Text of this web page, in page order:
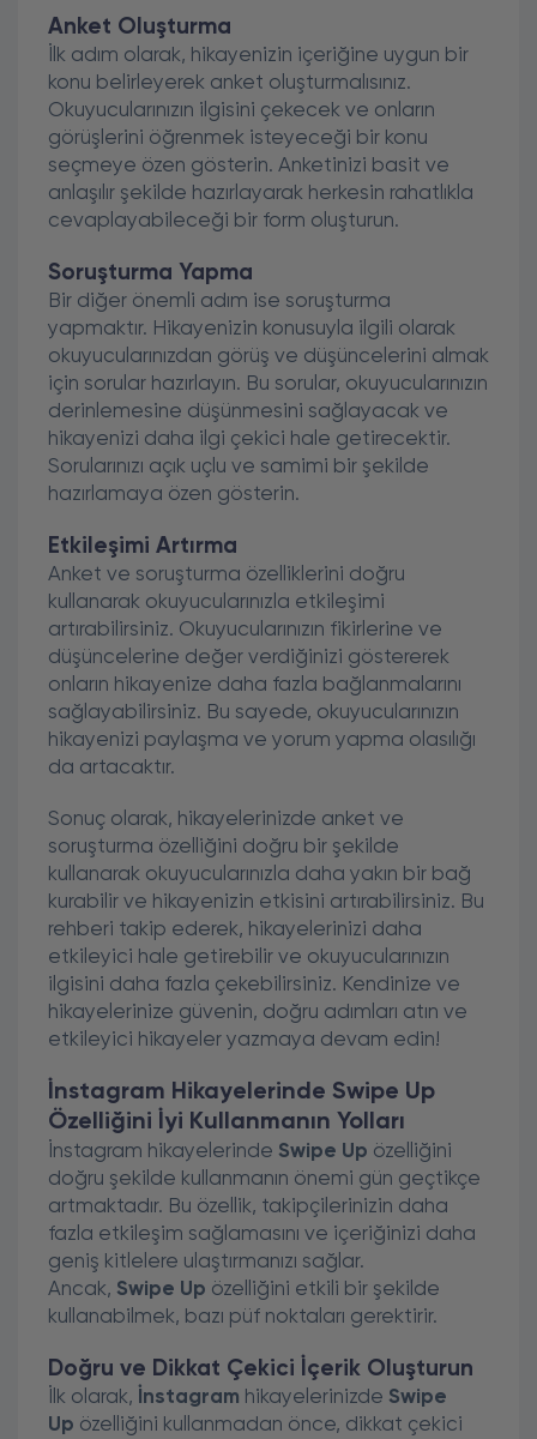
Anket Oluşturma
İlk adım olarak, hikayenizin içeriğine uygun bir
konu belirleyerek anket oluşturmalısınız.
Okuyucularınızın ilgisini çekecek ve onların
görüşlerini öğrenmek isteyeceği bir konu
seçmeye özen gösterin. Anketinizi basit ve
anlaşılır şekilde hazırlayarak herkesin rahatlıkla
cevaplayabileceği bir form oluşturun.
Soruşturma Yapma
Bir diğer önemli adım ise soruşturma
yapmaktır. Hikayenizin konusuyla ilgili olarak
okuyucularınızdan görüş ve düşüncelerini almak
için sorular hazırlayın. Bu sorular, okuyucularınızın
derinlemesine düşünmesini sağlayacak ve
hikayenizi daha ilgi çekici hale getirecektir.
Sorularınızı açık uçlu ve samimi bir şekilde
hazırlamaya özen gösterin.
Etkileşimi Artırma
Anket ve soruşturma özelliklerini doğru
kullanarak okuyucularınızla etkileşimi
artırabilirsiniz. Okuyucularınızın fikirlerine ve
düşüncelerine değer verdiğinizi göstererek
onların hikayenize daha fazla bağlanmalarını
sağlayabilirsiniz. Bu sayede, okuyucularınızın
hikayenizi paylaşma ve yorum yapma olasılığı
da artacaktır.
Sonuç olarak, hikayelerinizde anket ve
soruşturma özelliğini doğru bir şekilde
kullanarak okuyucularınızla daha yakın bir bağ
kurabilir ve hikayenizin etkisini artırabilirsiniz. Bu
rehberi takip ederek, hikayelerinizi daha
etkileyici hale getirebilir ve okuyucularınızın
ilgisini daha fazla çekebilirsiniz. Kendinize ve
hikayelerinize güvenin, doğru adımları atın ve
etkileyici hikayeler yazmaya devam edin!
İnstagram Hikayelerinde Swipe Up
Özelliğini İyi Kullanmanın Yolları
İnstagram hikayelerinde Swipe Up özelliğini
doğru şekilde kullanmanın önemi gün geçtikçe
artmaktadır. Bu özellik, takipçilerinizin daha
fazla etkileşim sağlamasını ve içeriğinizi daha
geniş kitlelere ulaştırmanızı sağlar.
Ancak, Swipe Up özelliğini etkili bir şekilde
kullanabilmek, bazı püf noktaları gerektirir.
Doğru ve Dikkat Çekici İçerik Oluşturun
İlk olarak, İnstagram hikayelerinizde Swipe
Up özelliğini kullanmadan önce, dikkat çekici